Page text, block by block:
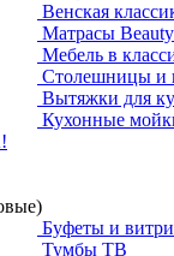
Венская
Матрасы
Мебель в
Столешницы и
Вытяжки для
Кухонные
Буфеты и
Тумбы ТВ